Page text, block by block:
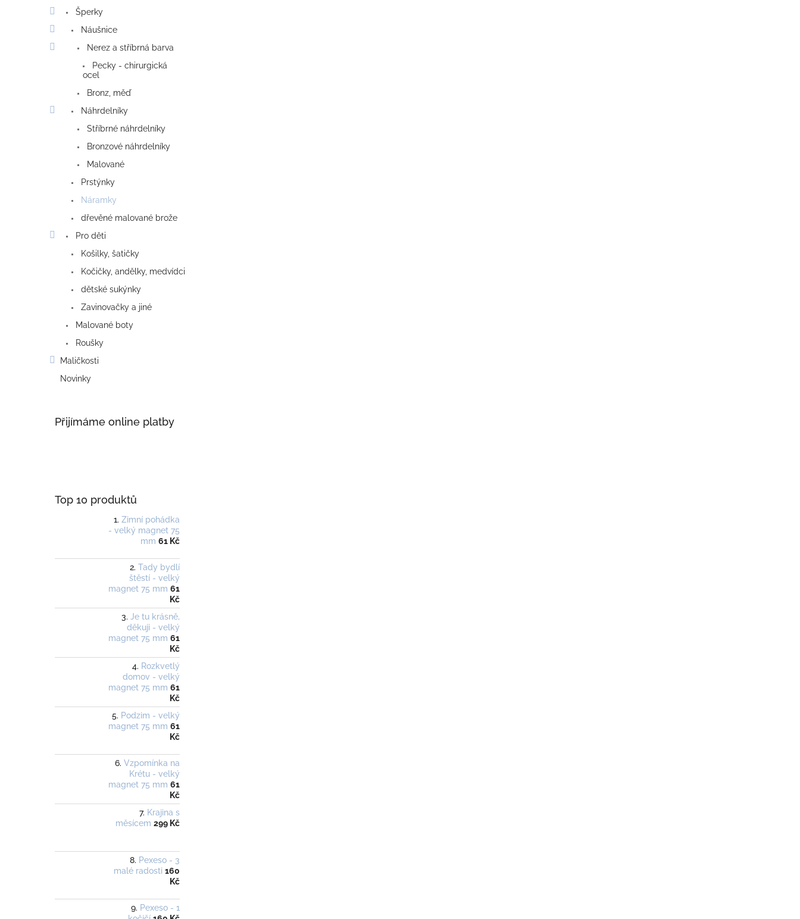
Šperky
Náušnice
Nerez a stříbrná barva
Pecky - chirurgická
ocel
Bronz, měď
Náhrdelníky
Stříbrné náhrdelníky
Bronzové náhrdelníky
Malované
Prstýnky
Náramky
dřevěné malované brože
Pro děti
Košilky, šatičky
Kočičky, andělky, medvídci
dětské sukýnky
Zavinovačky a jiné
Malované boty
Roušky
Maličkosti
Novinky
Přijímáme online platby
Top 10 produktů
Zimní pohádka
- velký magnet 75
mm 61 Kč
Tady bydlí
štěstí - velký
magnet 75 mm 61
Kč
Je tu krásně,
děkuji - velký
magnet 75 mm 61
Kč
Rozkvetlý
domov - velký
magnet 75 mm 61
Kč
Podzim - velký
magnet 75 mm 61
Kč
Vzpomínka na
Krétu - velký
magnet 75 mm 61
Kč
Krajina s
měsícem 299 Kč
Pexeso - 3
malé radosti 160
Kč
Pexeso - 1